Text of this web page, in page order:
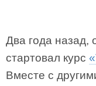
Два года назад,
стартовал курс
Вместе с